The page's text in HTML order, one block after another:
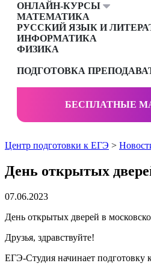
ОНЛАЙН-КУРСЫ
МАТЕМАТИКА
РУССКИЙ ЯЗЫК И
ИНФОРМАТИКА
ФИЗИКА
ПОДГОТОВКА
БЕСПЛАТНЫЕ
Центр подготовки к ЕГЭ >
День открытых
07.06.2023
День открытых дверей в
Друзья, здравствуйте!
ЕГЭ-Студия начинает подготовку